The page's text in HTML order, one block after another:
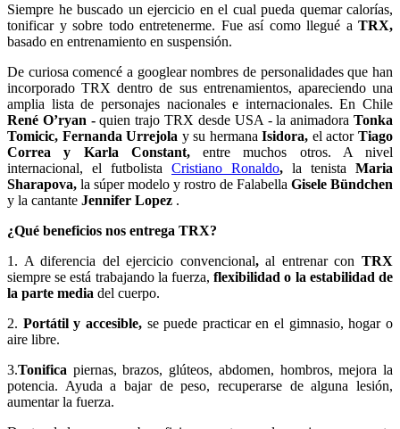
Siempre he buscado un ejercicio en el cual pueda quemar calorías,
tonificar y sobre todo entretenerme. Fue así como llegué a TRX,
basado en entrenamiento en suspensión.
De curiosa comencé a googlear nombres de personalidades que han
incorporado TRX dentro de sus entrenamientos, apareciendo una
amplia lista de personajes nacionales e internacionales. En Chile
René O’ryan -quien trajo TRX desde USA - la animadoraTonka
Tomicic, Fernanda Urrejola y su hermanaIsidora, el actorTiago
Correa y Karla Constant, entre muchos otros. A nivel
internacional, el futbolista Cristiano Ronaldo, la tenista Maria
Sharapova, la súper modelo y rostro de Falabella Gisele Bündchen
y la cantante Jennifer Lopez .
¿Qué beneficios nos entrega TRX?
1. A diferencia del ejercicio convencional,al entrenar conTRX
siempre se está trabajando la fuerza,flexibilidad o la estabilidad de
la parte media del cuerpo.
2. Portátil y accesible,se puede practicar en el gimnasio, hogar o
aire libre.
3.Tonifica piernas, brazos, glúteos, abdomen, hombros, mejora la
potencia. Ayuda a bajar de peso, recuperarse de alguna lesión,
aumentar la fuerza.